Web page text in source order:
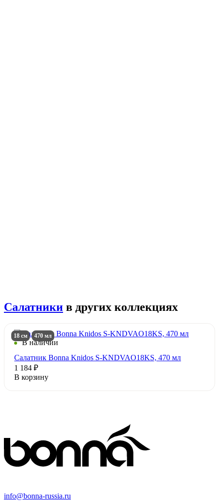
Салатники в других коллекциях
18 см 470 мл
В наличии
Салатник Bonna Knidos S-KNDVAO18KS, 470 мл
1 184 ₽
В корзину
info@bonna-russia.ru